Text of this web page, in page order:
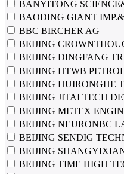
BANYITONG
BAODING GIANT
BBC BIRCHER AG
BEIJING
BEIJING DINGFANG
BEIJING HTWB
BEIJING HUIRONGHE
BEIJING JITAI TECH
BEIJING METEX
BEIJING NEURONBC
BEIJING SENDIG
BEIJING
BEIJING TIME HIGH